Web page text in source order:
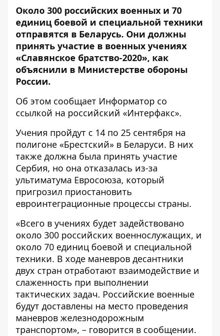
Около 300 российских военных и 70
единиц боевой и специальной техники
отправятся в Беларусь. Они должны
принять участие в военных учениях
«Славянское братство-2020», как
объяснили в Министерстве обороны
России.
Об этом сообщает Информатор со
ссылкой на российский «Интерфакс».
Учения пройдут с 14 по 25 сентября на
полигоне «Брестский» в Беларуси. В них
также должна была принять участие
Сербия, но она отказалась из-за
ультиматума Евросоюза, который
пригрозил приостановить
евроинтеграционные процессы страны.
«Всего в учениях будет задействовано
около 300 российских военнослужащих, и
около 70 единиц боевой и специальной
техники. В ходе маневров десантники
двух стран отработают взаимодействие и
слаженность при выполнении
тактических задач. Российские военные
будут доставлены на место проведения
маневров железнодорожным
транспортом», – говорится в сообщении.